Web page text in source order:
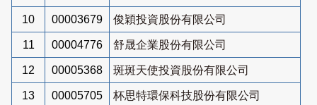
10 00003679 俊穎投資股份有限公司
11 00004776 舒晟企業股份有限公司
12 00005368 斑斑天使投資股份有限公司
13 00005705 杯思特環保科技股份有限公司